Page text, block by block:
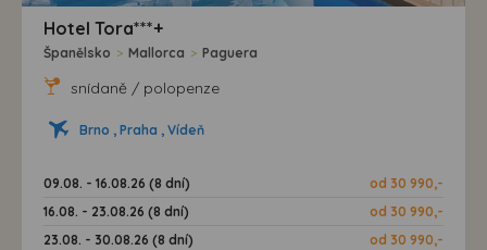
Hotel Tora***+
Španělsko > Mallorca > Paguera
snídaně / polopenze
Brno , Praha , Vídeň
09.08. - 16.08.26 (8 dní)
od 30 990,-
16.08. - 23.08.26 (8 dní)
od 30 990,-
23.08. - 30.08.26 (8 dní)
od 30 990,-